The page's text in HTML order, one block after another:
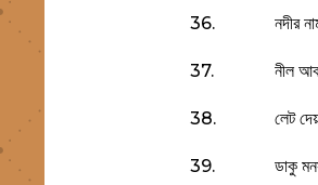
36. নদীর
37. নীল
38. লেট
39. ডাকু